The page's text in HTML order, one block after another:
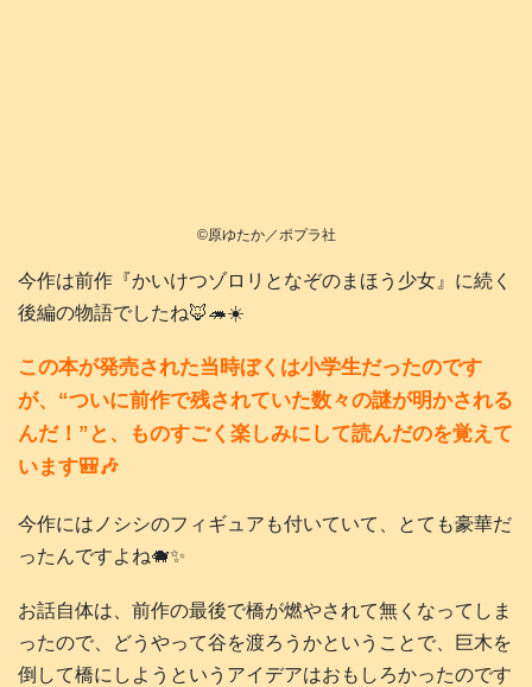
©️原ゆたか／ポプラ社
今作は前作『かいけつゾロリとなぞのまほう少女』に続く
後編の物語でしたね🦊🦔☀️
この本が発売された当時ぼくは小学生だったのです
が、“ついに前作で残されていた数々の謎が明かされる
んだ！”と、ものすごく楽しみにして読んだのを覚えて
います🎒🎶
今作にはノシシのフィギュアも付いていて、とても豪華だ
ったんですよね🐗✨
お話自体は、前作の最後で橋が燃やされて無くなってしま
ったので、どうやって谷を渡ろうかということで、巨木を
倒して橋にしようというアイデアはおもしろかったのです